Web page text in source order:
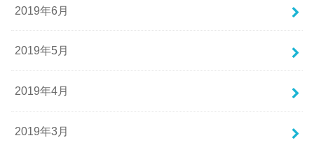
2019年6月
2019年5月
2019年4月
2019年3月